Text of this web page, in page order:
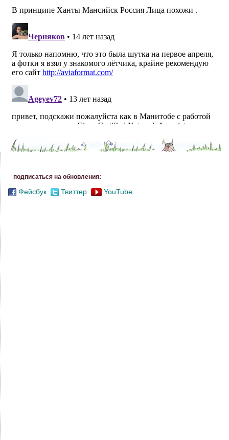
подписаться на обновления:
Фейсбук Твиттер YouTube